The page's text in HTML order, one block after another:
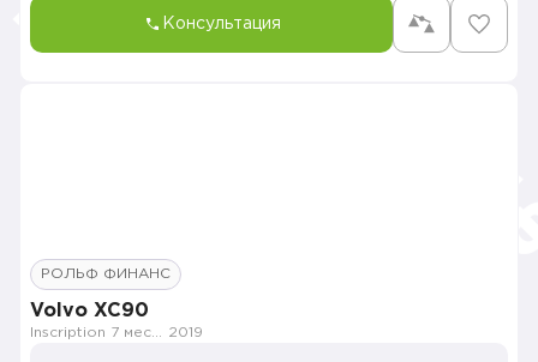
Консультация
РОЛЬФ ФИНАНС
Volvo XC90
2019